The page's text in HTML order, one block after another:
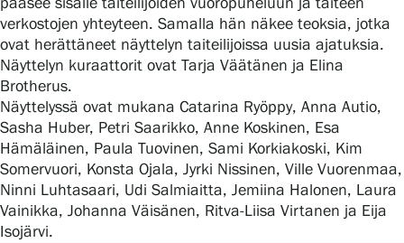
Medialle
Vastuullisuus
Esteettömyys
Tietosuoja ja evästeet
Verkkokauppa
verkostojen yhteyteen. Samalla hän näkee teoksia, jotka
ovat herättäneet näyttelyn taiteilijoissa uusia ajatuksia.
Näyttelyn kuraattorit ovat Tarja Väätänen ja Elina
Brotherus.
Näyttelyssä ovat mukana Catarina Ryöppy, Anna Autio,
Sasha Huber, Petri Saarikko, Anne Koskinen, Esa
Hämäläinen, Paula Tuovinen, Sami Korkiakoski, Kim
Somervuori, Konsta Ojala, Jyrki Nissinen, Ville Vuorenmaa,
Ninni Luhtasaari, Udi Salmiaitta, Jemiina Halonen, Laura
Vainikka, Johanna Väisänen, Ritva-Liisa Virtanen ja Eija
Isojärvi.